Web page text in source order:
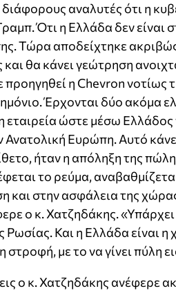
αναλυτές ότι η
Ότι η Ελλάδα δεν
Τώρα αποδείχτηκε
και θα κάνει γεώτρηση
η Chevron νοτίως
Έρχονται δύο ακόμα
εταιρεία ώστε μέσω
Ανατολική Ευρώπη. Αυτό
ήταν η απόληξη της
το ρεύμα,
και στην ασφάλεια της
ο κ. Χατζηδάκης.
Ρωσίας. Και η Ελλάδα είναι
με το να γίνει πύλη
ο κ. Χατζηδάκης ανέφερε